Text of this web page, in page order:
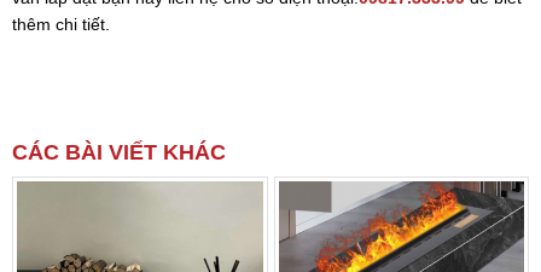
thêm chi tiết.
CÁC BÀI VIẾT KHÁC